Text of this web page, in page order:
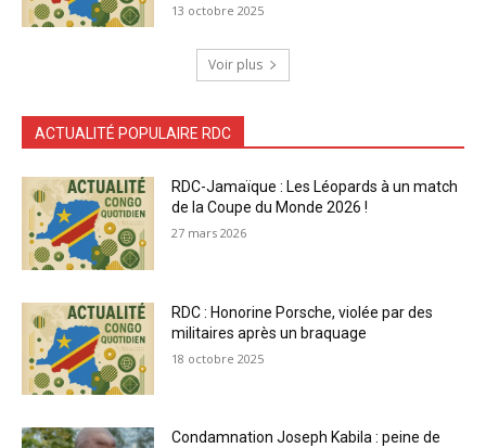
13 octobre 2025
Voir plus
ACTUALITÉ POPULAIRE RDC
RDC-Jamaïque : Les Léopards à un match
de la Coupe du Monde 2026 !
27 mars 2026
RDC : Honorine Porsche, violée par des
militaires après un braquage
18 octobre 2025
Condamnation Joseph Kabila : peine de